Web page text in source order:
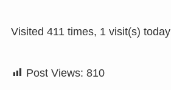
Visited 411 times, 1 visit(s) today
Post Views: 810